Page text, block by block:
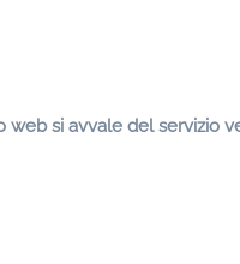
si avvale del servizio